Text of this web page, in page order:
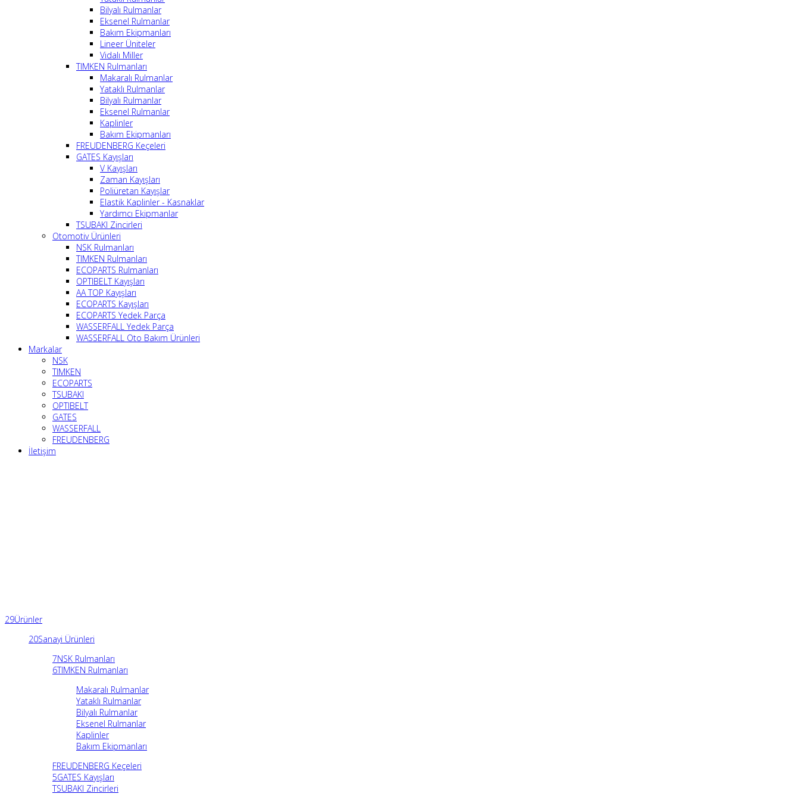
Bilyalı Rulmanlar
Eksenel Rulmanlar
Bakım Ekipmanları
Lineer Üniteler
Vidalı Miller
TIMKEN Rulmanları
Makaralı Rulmanlar
Yataklı Rulmanlar
Bilyalı Rulmanlar
Eksenel Rulmanlar
Kaplinler
Bakım Ekipmanları
FREUDENBERG Keçeleri
GATES Kayışları
V Kayışları
Zaman Kayışları
Poliüretan Kayışlar
Elastik Kaplinler - Kasnaklar
Yardımcı Ekipmanlar
TSUBAKI Zincirleri
Otomotiv Ürünleri
NSK Rulmanları
TIMKEN Rulmanları
ECOPARTS Rulmanları
OPTIBELT Kayışları
AA TOP Kayışları
ECOPARTS Kayışları
ECOPARTS Yedek Parça
WASSERFALL Yedek Parça
WASSERFALL Oto Bakım Ürünleri
Markalar
NSK
TIMKEN
ECOPARTS
TSUBAKI
OPTIBELT
GATES
WASSERFALL
FREUDENBERG
İletişim
29Ürünler
20Sanayi Ürünleri
7NSK Rulmanları
6TIMKEN Rulmanları
Makaralı Rulmanlar
Yataklı Rulmanlar
Bilyalı Rulmanlar
Eksenel Rulmanlar
Kaplinler
Bakım Ekipmanları
FREUDENBERG Keçeleri
5GATES Kayışları
TSUBAKI Zincirleri